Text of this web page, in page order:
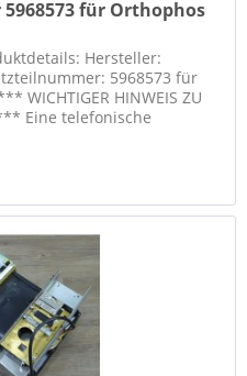
für Orthophos
Hersteller:
5968573 für
WICHTIGER HINWEIS ZU
Eine telefonische